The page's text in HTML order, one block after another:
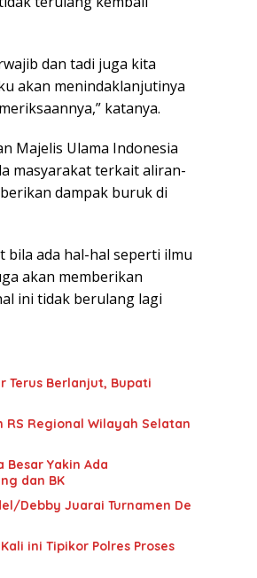
dan tadi juga kita
akan menindaklanjutinya
katanya.
Majelis Ulama Indonesia
masyarakat terkait aliran-
dampak buruk di
bila ada hal-hal seperti ilmu
akan memberikan
ini tidak berulang lagi
Terus Berlanjut, Bupati
RS Regional Wilayah Selatan
Yakin Ada
dan BK
Debby Juarai Turnamen De
ini Tipikor Polres Proses